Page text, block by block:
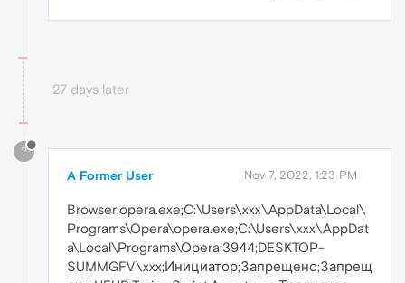
27 days later
?
A Former User Nov 7, 2022, 1:23 PM
Browser;opera.exe;C:\Users\xxx\AppData\Local\
Programs\Opera\opera.exe;C:\Users\xxx\AppDat
a\Local\Programs\Opera;3944;DESKTOP-
SUMMGFV\xxx;Инициатор;Запрещено;Запрещ